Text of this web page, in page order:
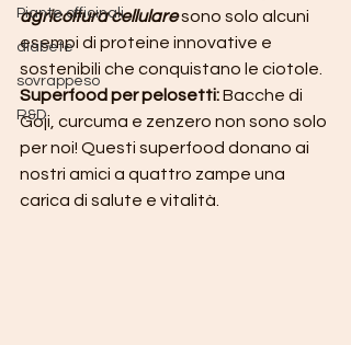
Piante officinali
diabete
sovrappeso
R&D
agricoltura cellularesono solo alcuni
esempi di proteine innovative e
sostenibili che conquistano le ciotole.
Superfood per pelosetti: Bacche di
Goji, curcuma e zenzero non sono solo
per noi! Questi superfood donano ai
nostri amici a quattro zampe una
carica di salute e vitalità.